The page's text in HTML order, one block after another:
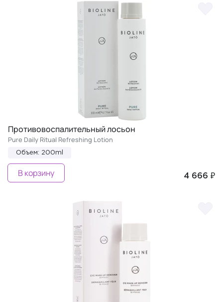
Противовоспалительный лосьон
Pure Daily Ritual Refreshing Lotion
Объем: 200ml
4 666 ₽
В корзину